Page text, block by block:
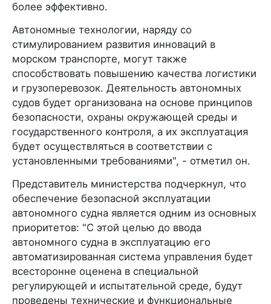
более эффективно.
Автономные технологии, наряду со
стимулированием развития инноваций в
морском транспорте, могут также
способствовать повышению качества логистики
и грузоперевозок. Деятельность автономных
судов будет организована на основе принципов
безопасности, охраны окружающей среды и
государственного контроля, а их эксплуатация
будет осуществляться в соответствии с
установленными требованиями", - отметил он.
Представитель министерства подчеркнул, что
обеспечение безопасной эксплуатации
автономного судна является одним из основных
приоритетов: "С этой целью до ввода
автономного судна в эксплуатацию его
автоматизированная система управления будет
всесторонне оценена в специальной
регулирующей и испытательной среде, будут
проведены технические и функциональные